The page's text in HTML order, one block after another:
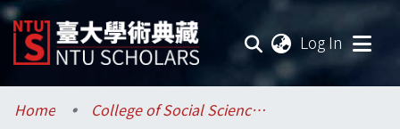
Log In
Communities & Collections
Home
College of Social Sciences / 社會科學院